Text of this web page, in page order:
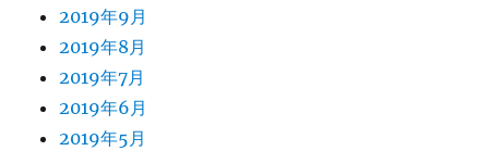
2019年9月
2019年8月
2019年7月
2019年6月
2019年5月